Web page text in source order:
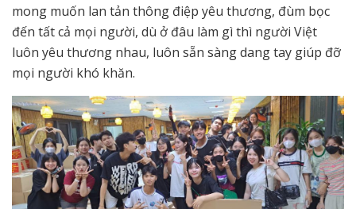
mong muốn lan tản thông điệp yêu thương, đùm bọc
đến tất cả mọi người, dù ở đâu làm gì thì người Việt
luôn yêu thương nhau, luôn sẵn sàng dang tay giúp đỡ
mọi người khó khăn.